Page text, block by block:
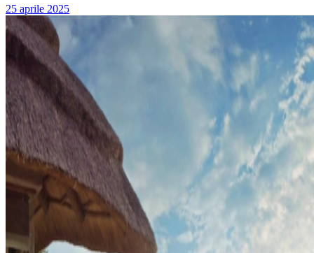
25 aprile 2025